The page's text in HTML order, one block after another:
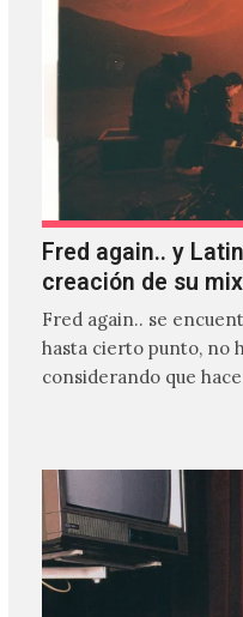
Fred again.. y
creación de su
Fred again.. se
hasta cierto punto, no
considerando que